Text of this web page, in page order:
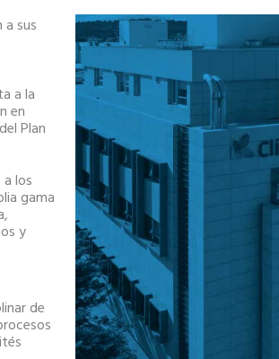
sus
a la
en
Plan
los
gama
y
de